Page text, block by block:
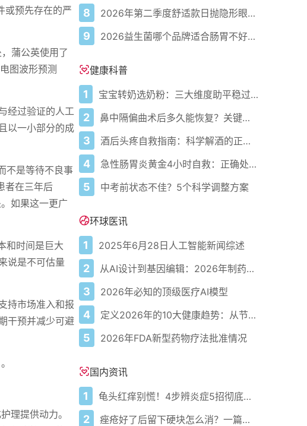
或预先存在的严
蒲公英使用了
图波形预测
经过验证的人工
以一小部分的成
不是等待不良事
者在三年后
如果这一更广
和时间是巨大
说是不可估量
持市场准入和报
干预并减少可避
理提供动力。
8 2026年第二季度舒适款日抛隐形眼镜推荐，优瞳主打长效佩戴体验
9 2026益生菌哪个品牌适合肠胃不好的人，常年饱受肠胃病痛看过来，梳理实用十大品牌
健康科普
1 宝宝转奶选奶粉：三大维度助平稳过渡
2 鼻中隔偏曲术后多久能恢复？关键看这几点
3 酒后头疼自救指南：科学解酒的正确打开方式
4 急性肠胃炎黄金4小时自救：正确处置与误区避坑关键
5 中考前状态不佳？5个科学调整方案
环球医讯
1 2025年6月28日人工智能新闻综述
2 从AI设计到基因编辑：2026年制药领域重大突破
3 2026年必知的顶级医疗AI模型
4 定义2026年的10大健康趋势：从节律健康到冷热交替疗法
5 2026年FDA新型药物疗法批准情况
国内资讯
1 龟头红痒别慌！4步辨炎症5招彻底防复发
2 痤疮好了后留下硬块怎么消？一篇给你讲明白！